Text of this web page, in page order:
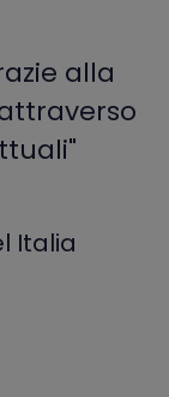
alla
Italia